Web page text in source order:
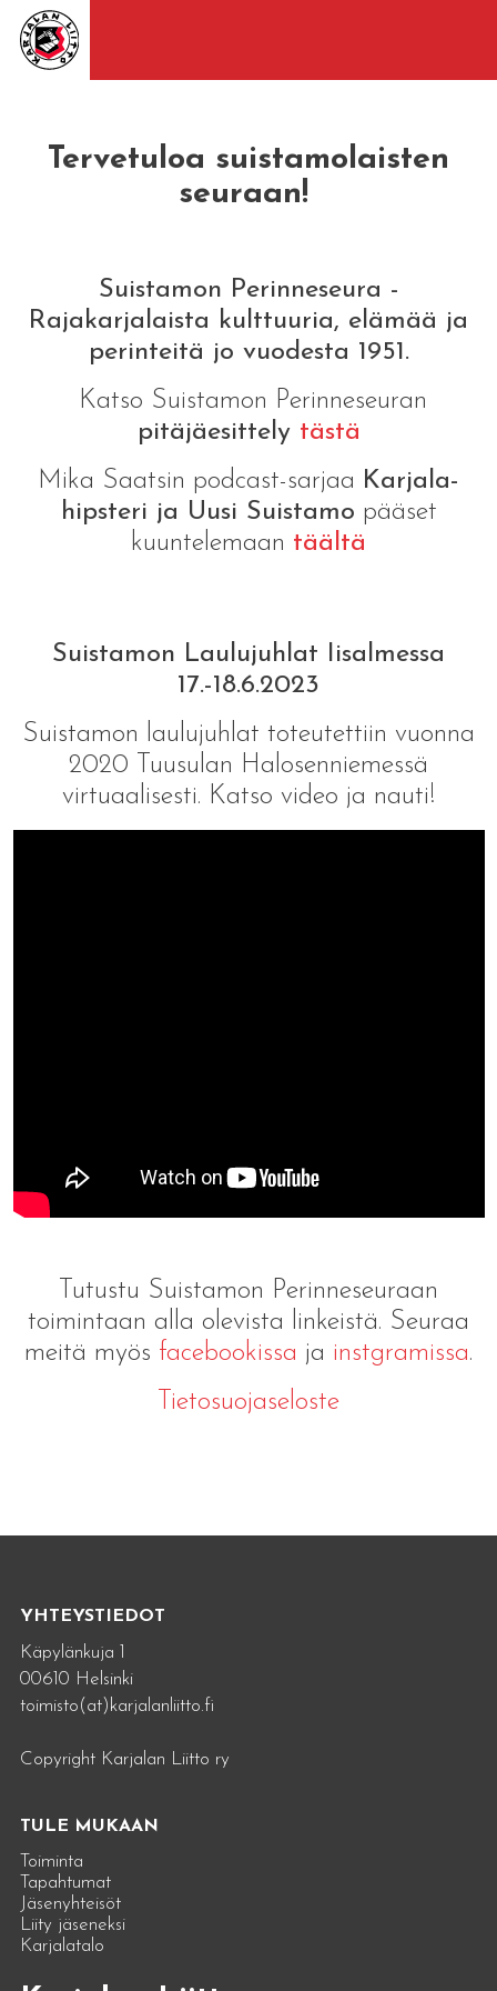
Tervetuloa suistamolaisten
seuraan!
Suistamon Perinneseura -
Rajakarjalaista kulttuuria, elämää ja
perinteitä jo vuodesta 1951.
Katso Suistamon Perinneseuran
pitäjäesittely tästä
Mika Saatsin podcast-sarjaa Karjala-
hipsteri ja Uusi Suistamo pääset
kuuntelemaan täältä
Suistamon Laulujuhlat Iisalmessa
17.-18.6.2023
Suistamon laulujuhlat toteutettiin vuonna
2020 Tuusulan Halosenniemessä
virtuaalisesti. Katso video ja nauti!
Tutustu Suistamon Perinneseuraan
toimintaan alla olevista linkeistä. Seuraa
meitä myös facebookissa ja instgramissa.
Tietosuojaseloste
YHTEYSTIEDOT
Käpylänkuja 1
00610 Helsinki
toimisto(at)karjalanliitto.fi
Copyright Karjalan Liitto ry
TULE MUKAAN
Toiminta
Tapahtumat
Jäsenyhteisöt
Liity jäseneksi
Karjalatalo